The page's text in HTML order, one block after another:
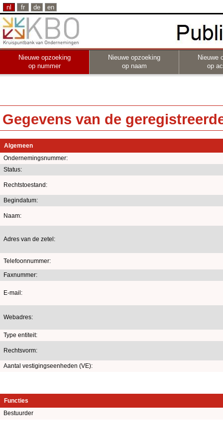
nl fr de en
Nieuwe opzoeking
op nummer
Nieuwe opzoeking
op naam
Nieuwe
op
Gegevens van de
Algemeen
Ondernemingsnummer:
Status:
Rechtstoestand:
Begindatum:
Naam:
Adres van de zetel:
Telefoonnummer:
Faxnummer:
E-mail:
Webadres:
Type entiteit:
Rechtsvorm:
Aantal vestigingseenheden (VE):
Functies
Bestuurder